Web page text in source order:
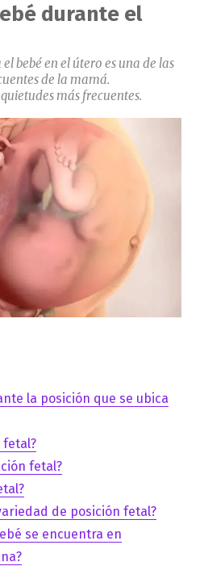
durante el
bebé en el útero es una de las
de la mamá.
más frecuentes.
la posición que se ubica
fetal?
fetal?
de posición fetal?
se encuentra en